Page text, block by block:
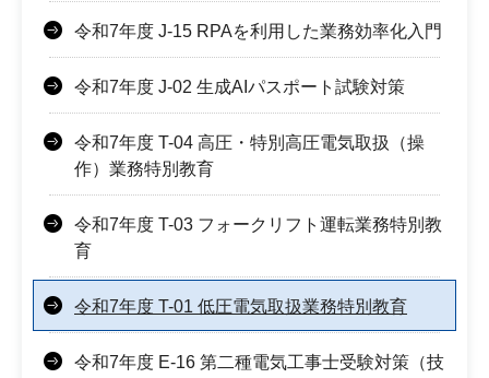
令和7年度 J-15 RPAを利用した業務効率化入門
令和7年度 J-02 生成AIパスポート試験対策
令和7年度 T-04 高圧・特別高圧電気取扱（操
作）業務特別教育
令和7年度 T-03 フォークリフト運転業務特別教
育
令和7年度 T-01 低圧電気取扱業務特別教育
令和7年度 E-16 第二種電気工事士受験対策（技